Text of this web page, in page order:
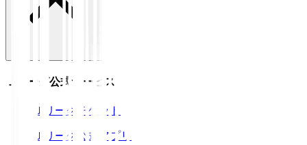
Ｊリーグ公式サービス
Ｊリーグチケット
Ｊリーグ公式アプリ